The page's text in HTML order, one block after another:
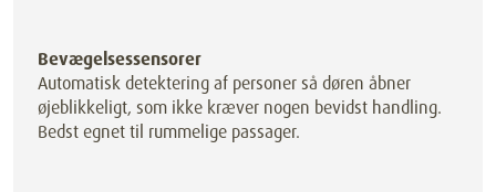
Bevægelsessensorer
Automatisk detektering af personer så døren åbner
øjeblikkeligt, som ikke kræver nogen bevidst handling.
Bedst egnet til rummelige passager.